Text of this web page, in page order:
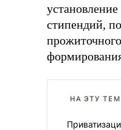
стипендий,
НА ЭТУ